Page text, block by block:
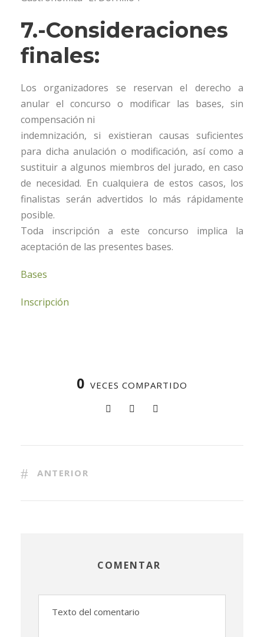
7.-Consideraciones
finales:
Los organizadores se reservan el derecho a
anular el concurso o modificar las bases, sin
compensación ni
indemnización, si existieran causas suficientes
para dicha anulación o modificación, así como a
sustituir a algunos miembros del jurado, en caso
de necesidad. En cualquiera de estos casos, los
finalistas serán advertidos lo más rápidamente
posible.
Toda inscripción a este concurso implica la
aceptación de las presentes bases.
Bases
Inscripción
0 VECES COMPARTIDO
ANTERIOR
COMENTAR